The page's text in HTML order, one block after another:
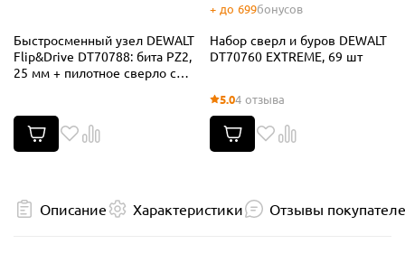
Быстросменный узел DEWALT
Flip&Drive DT70788: бита PZ2,
25 мм + пилотное сверло с
+ до 699бонусов
Набор сверл и буров DEWALT
DT70760 EXTREME, 69 шт
5.04 отзыва
Описание Характеристики Отзывы